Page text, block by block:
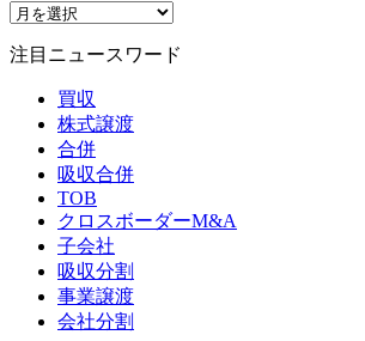
注目ニュースワード
買収
株式譲渡
合併
吸収合併
TOB
クロスボーダーM&A
子会社
吸収分割
事業譲渡
会社分割